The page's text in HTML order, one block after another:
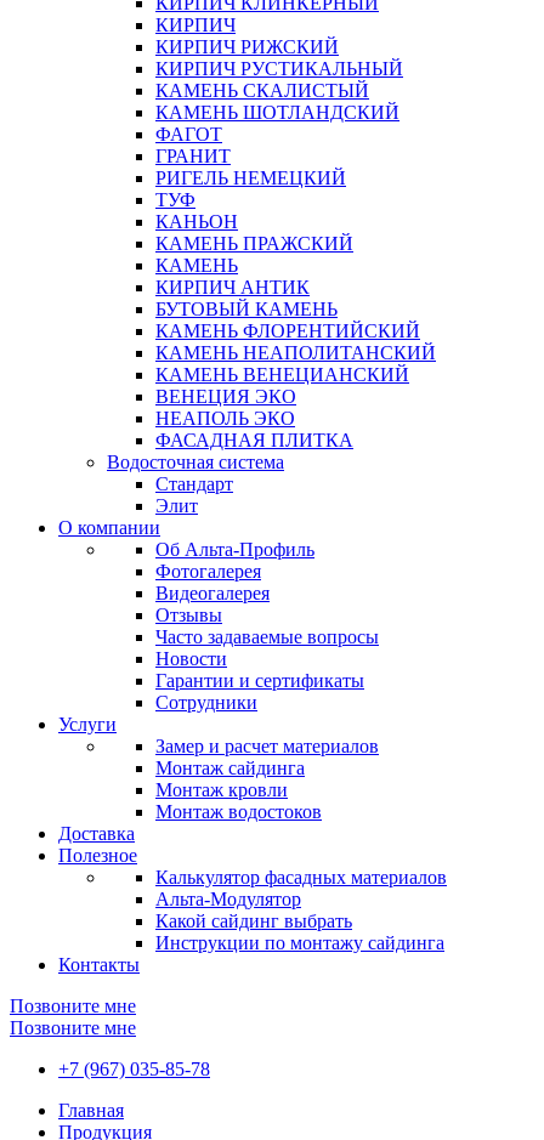
КИРПИЧ
КИРПИЧ РИЖСКИЙ
КИРПИЧ РУСТИКАЛЬНЫЙ
КАМЕНЬ СКАЛИСТЫЙ
КАМЕНЬ ШОТЛАНДСКИЙ
ФАГОТ
ГРАНИТ
РИГЕЛЬ НЕМЕЦКИЙ
ТУФ
КАНЬОН
КАМЕНЬ ПРАЖСКИЙ
КАМЕНЬ
КИРПИЧ АНТИК
БУТОВЫЙ КАМЕНЬ
КАМЕНЬ ФЛОРЕНТИЙСКИЙ
КАМЕНЬ НЕАПОЛИТАНСКИЙ
КАМЕНЬ ВЕНЕЦИАНСКИЙ
ВЕНЕЦИЯ ЭКО
НЕАПОЛЬ ЭКО
ФАСАДНАЯ ПЛИТКА
Водосточная система
Стандарт
Элит
О компании
Об Альта-Профиль
Фотогалерея
Видеогалерея
Отзывы
Часто задаваемые вопросы
Новости
Гарантии и сертификаты
Сотрудники
Услуги
Замер и расчет материалов
Монтаж сайдинга
Монтаж кровли
Монтаж водостоков
Доставка
Полезное
Калькулятор фасадных материалов
Альта-Модулятор
Какой сайдинг выбрать
Инструкции по монтажу сайдинга
Контакты
Позвоните мне
Позвоните мне
+7 (967) 035-85-78
Главная
Продукция